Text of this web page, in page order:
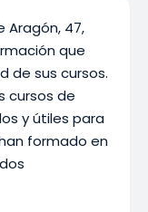
Aragón, 47,
que
de sus cursos.
cursos de
y útiles para
formado en